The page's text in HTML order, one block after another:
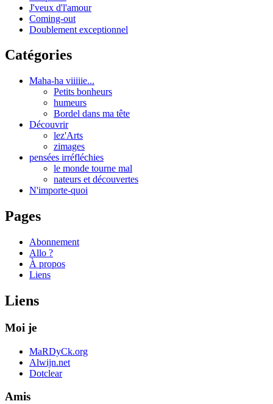
J'veux d'l'amour
Coming-out
Doublement exceptionnel
Catégories
Maha-ha viiiiie...
Petits bonheurs
humeurs
Bordel dans ma tête
Découvrir
lez'Arts
zimages
pensées irréfléchies
le monde tourne mal
nateurs et découvertes
N'importe-quoi
Pages
Abonnement
Allo ?
À propos
Liens
Liens
Moi je
MaRDyCk.org
Alwijn.net
Dotclear
Amis